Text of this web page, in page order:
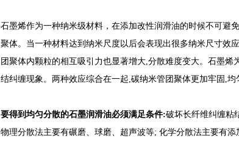
石墨烯作为一种纳米级材料，在添加改性润滑油的时候不可避
聚体。当一种材料达到纳米尺度以后会表现出很多纳米尺寸效
团聚体内颗粒的相互吸引力也显著增大,分散难度变大。石墨
结纠缠现象。两种效应综合在一起,碳纳米管团聚体更加牢固,均
要得到均匀分散的石墨润滑油必须满足条件:破坏长纤维纠缠粘
物理分散法主要有碾磨、球磨、超声波等; 化学分散法主要有